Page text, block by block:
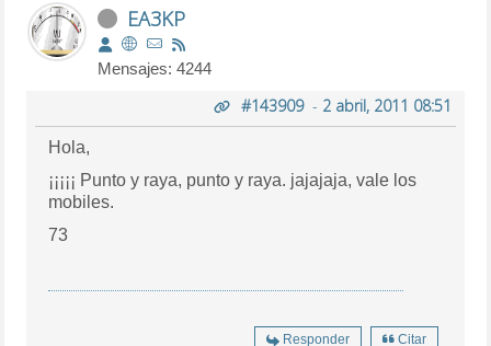
EA3KP
Mensajes: 4244
#143909- 2 abril, 2011 08:51
Hola,
¡¡¡¡¡ Punto y raya, punto y raya. jajajaja, vale los
mobiles.
73
Responder Citar